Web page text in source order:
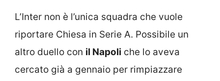
L’Inter non è l’unica squadra che vuole
riportare Chiesa in Serie A. Possibile un
altro duello con il Napoli che lo aveva
cercato già a gennaio per rimpiazzare